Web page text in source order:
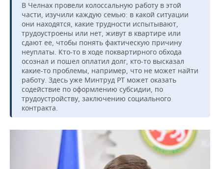
В Челнах провели колоссальную работу в этой
части, изучили каждую семью: в какой ситуации
они находятся, какие трудности испытывают,
трудоустроены или нет, живут в квартире или
сдают ее, чтобы понять фактическую причину
неуплаты. Кто-то в ходе поквартирного обхода
осознал и пошел оплатил долг, кто-то высказал
какие-то проблемы, например, что не может найти
работу. Здесь уже Минтруд РТ может оказать
содействие по оформлению субсидии, по
трудоустройству, заключению социального
контракта.